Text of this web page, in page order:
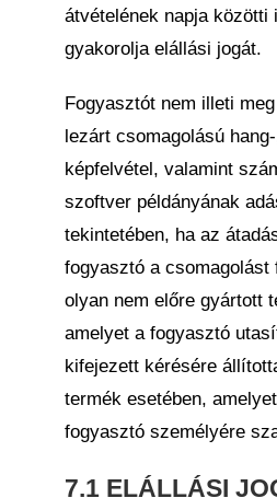
átvételének napja közötti
gyakorolja elállási jogát.
Fogyasztót nem illeti
lezárt csomagolású
képfelvétel, valamint
szoftver példányának
tekintetében, ha az
fogyasztó a csomagolást
olyan nem előre gyártott
amelyet a fogyasztó
kifejezett kérésére
termék esetében,
fogyasztó személyére
7.1 ELÁLLÁSI